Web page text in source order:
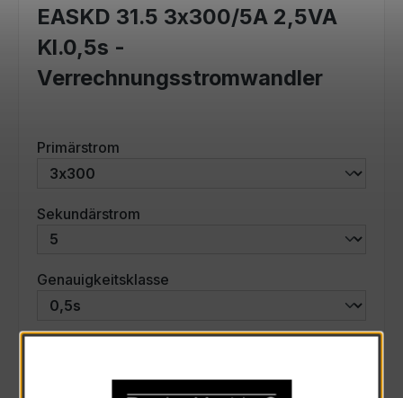
EASKD 31.5 3x300/5A 2,5VA
Kl.0,5s -
Verrechnungsstromwandler
Primärstrom
Sekundärstrom
Genauigkeitsklasse